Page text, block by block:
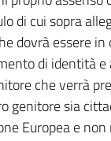
di cui sopra
dovrà essere in
di identità
che verrà
genitore sia
Europea e